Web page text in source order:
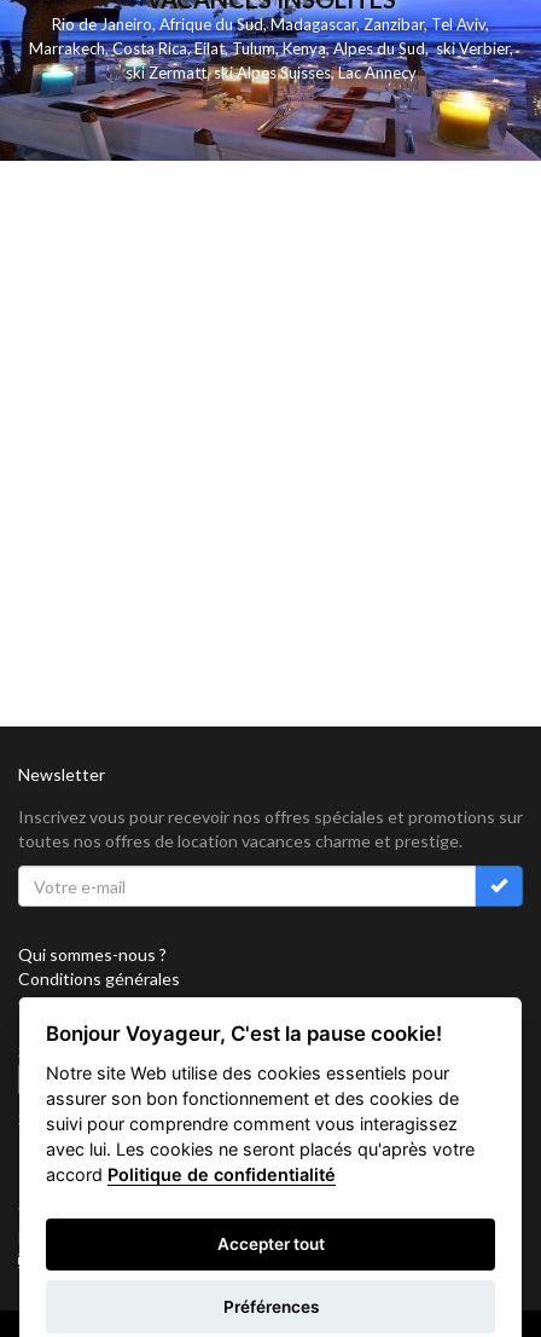
d'informations
Rio de Janeiro,Afrique du Sud,Madagascar,Zanzibar,Tel Aviv,
Marrakech,Costa Rica,Eilat,Tulum,Kenya,Alpes du Sud,ski Verbier,
ski Zermatt,ski Alpes Suisses,Lac Annecy
Newsletter
Inscrivez vous pour recevoir nos offres spéciales et promotions sur
toutes nos offres de location vacances charme et prestige.
Qui sommes-nous ?
Conditions générales
Confidentialité
Partenariat
Sitemap
Cookies
Suivez nous sur
Vacation Key Corp. 2905 Point East Drive #L-215. Aventura.
FLORIDA 33160.
Bonjour Voyageur, C'est la pause cookie!
Notre site Web utilise des cookies essentiels pour
assurer son bon fonctionnement et des cookies de
suivi pour comprendre comment vous interagissez
avec lui. Les cookies ne seront placés qu'après votre
accord Politique de confidentialité
Accepter tout
Préférences